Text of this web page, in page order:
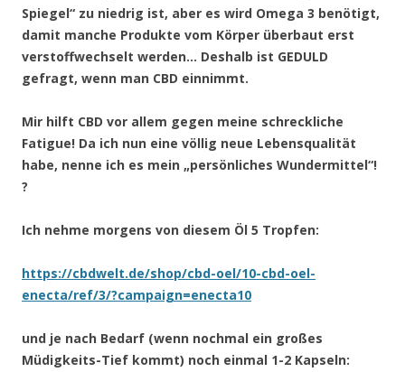
Spiegel“ zu niedrig ist, aber es wird Omega 3 benötigt,
damit manche Produkte vom Körper überbaut erst
verstoffwechselt werden… Deshalb ist GEDULD
gefragt, wenn man CBD einnimmt.
Mir hilft CBD vor allem gegen meine schreckliche
Fatigue! Da ich nun eine völlig neue Lebensqualität
habe, nenne ich es mein „persönliches Wundermittel“!
?
Ich nehme morgens von diesem Öl 5 Tropfen:
https://cbdwelt.de/shop/cbd-oel/10-cbd-oel-
enecta/ref/3/?campaign=enecta10
und je nach Bedarf (wenn nochmal ein großes
Müdigkeits-Tief kommt) noch einmal 1-2 Kapseln: